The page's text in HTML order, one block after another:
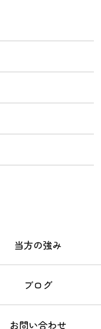
当方の強み
ブログ
お問い合わせ